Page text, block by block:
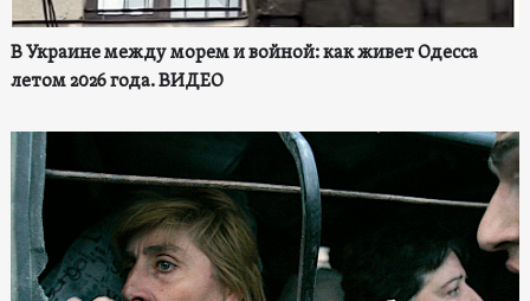
В Украине между морем и войной: как живет Одесса
летом 2026 года. ВИДЕО